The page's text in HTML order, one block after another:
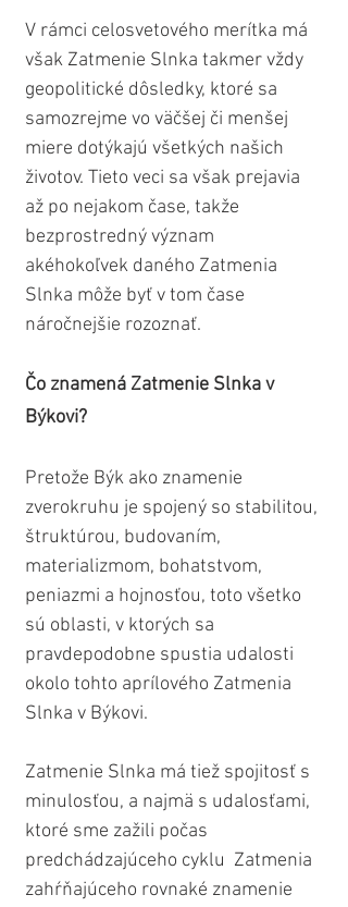
V rámci celosvetového merítka má
však Zatmenie Slnka takmer vždy
geopolitické dôsledky, ktoré sa
samozrejme vo väčšej či menšej
miere dotýkajú všetkých našich
životov. Tieto veci sa však prejavia
až po nejakom čase, takže
bezprostredný význam
akéhokoľvek daného Zatmenia
Slnka môže byť v tom čase
náročnejšie rozoznať.
Čo znamená Zatmenie Slnka v
Býkovi?
Pretože Býk ako znamenie
zverokruhu je spojený so stabilitou,
štruktúrou, budovaním,
materializmom, bohatstvom,
peniazmi a hojnosťou, toto všetko
sú oblasti, v ktorých sa
pravdepodobne spustia udalosti
okolo tohto aprílového Zatmenia
Slnka v Býkovi.
Zatmenie Slnka má tiež spojitosť s
minulosťou, a najmä s udalosťami,
ktoré sme zažili počas
predchádzajúceho cyklu  Zatmenia
zahŕňajúceho rovnaké znamenie